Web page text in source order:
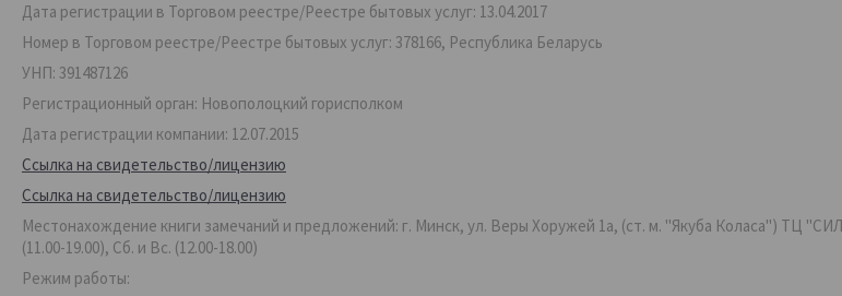
Дата регистрации в Торговом реестре/Реестре бытовых услуг: 13.04.2017
Номер в Торговом реестре/Реестре бытовых услуг: 378166, Республика Беларусь
УНП: 391487126
Регистрационный орган: Новополоцкий горисполком
Дата регистрации компании: 12.07.2015
Ссылка на свидетельство/лицензию
Ссылка на свидетельство/лицензию
Местонахождение книги замечаний и предложений: г. Минск, ул. Веры Хоружей 1а, (ст. м. "Якуба Коласа") ТЦ
(11.00-19.00), Сб. и Вс. (12.00-18.00)
Режим работы: